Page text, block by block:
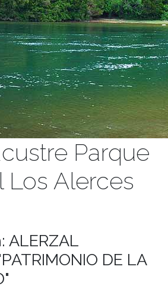
Parque
Los Alerces
ALERZAL
DE LA